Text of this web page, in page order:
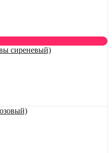
сиреневый)